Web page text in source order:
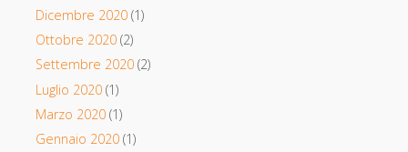
Dicembre 2020(1)
Ottobre 2020(2)
Settembre 2020(2)
Luglio 2020(1)
Marzo 2020(1)
Gennaio 2020(1)